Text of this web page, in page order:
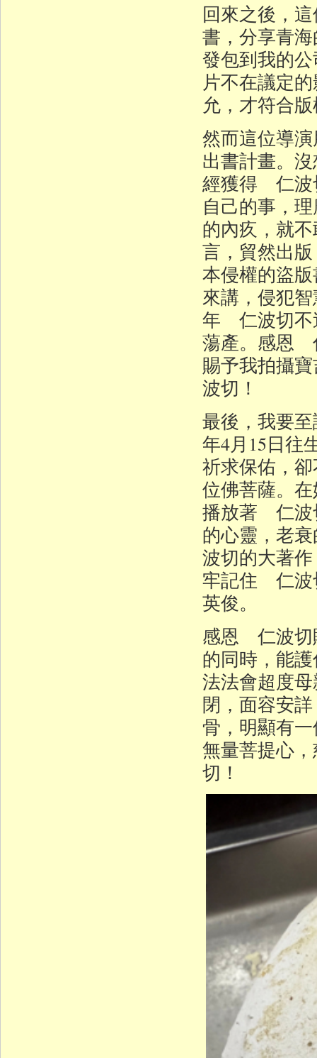
回來之後，
書，分享青
發包到我的
片不在議定
允，才符合
然而這位導
出書計畫。
經獲得 仁波
自己的事，
的內疚，就
言，貿然出
本侵權的盜
來講，侵犯
年 仁波切不
蕩產。感恩
賜予我拍攝
波切！
最後，我要
年4月15日往
祈求保佑，
位佛菩薩。
播放著 仁波
的心靈，老
波切的大著
牢記住 仁波
英俊。
感恩 仁波切
的同時，能
法法會超度
閉，面容安
骨，明顯有
無量菩提心
切！